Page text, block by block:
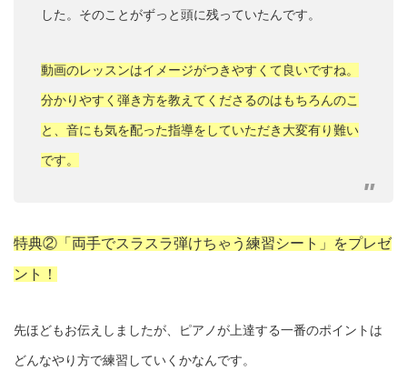
した。そのことがずっと頭に残っていたんです。
動画のレッスンはイメージがつきやすくて良いですね。
分かりやすく弾き方を教えてくださるのはもちろんのこ
と、音にも気を配った指導をしていただき大変有り難い
です。
特典②「両手でスラスラ弾けちゃう練習シート」をプレゼ
ント！
先ほどもお伝えしましたが、ピアノが上達する一番のポイントは
どんなやり方で練習していくかなんです。